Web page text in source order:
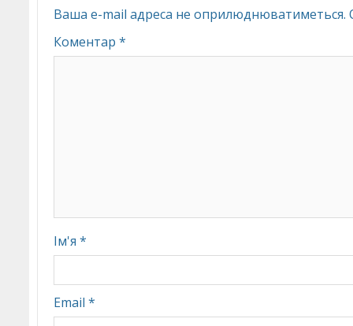
Ваша e-mail адреса не оприлюднюватиметься.
Коментар *
Ім'я *
Email *